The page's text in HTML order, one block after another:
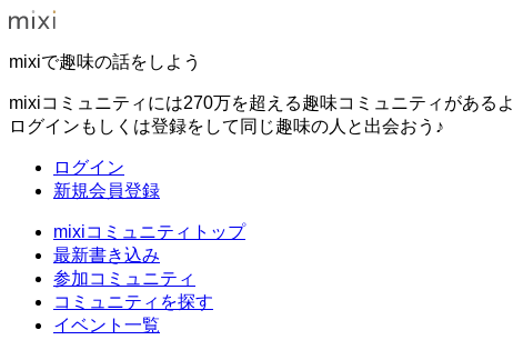
mixiで趣味の話をしよう
mixiコミュニティには270万を超える趣味コミュニティがあるよ
ログインもしくは登録をして同じ趣味の人と出会おう♪
ログイン
新規会員登録
mixiコミュニティトップ
最新書き込み
参加コミュニティ
コミュニティを探す
イベント一覧